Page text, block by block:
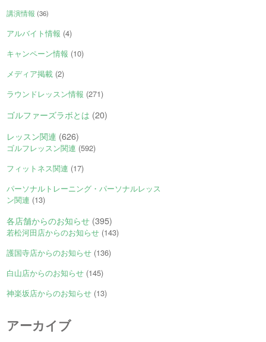
講演情報 (36)
アルバイト情報 (4)
キャンペーン情報 (10)
メディア掲載 (2)
ラウンドレッスン情報 (271)
ゴルファーズラボとは (20)
レッスン関連 (626)
ゴルフレッスン関連 (592)
フィットネス関連 (17)
パーソナルトレーニング・パーソナルレッス
ン関連 (13)
各店舗からのお知らせ (395)
若松河田店からのお知らせ (143)
護国寺店からのお知らせ (136)
白山店からのお知らせ (145)
神楽坂店からのお知らせ (13)
アーカイブ